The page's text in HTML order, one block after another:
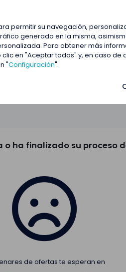
permitir su navegación,
generado en la misma,
Para obtener más
en "Aceptar todas" y, en caso
"Configuración".
ha finalizado su proceso
de ofertas te esperan en